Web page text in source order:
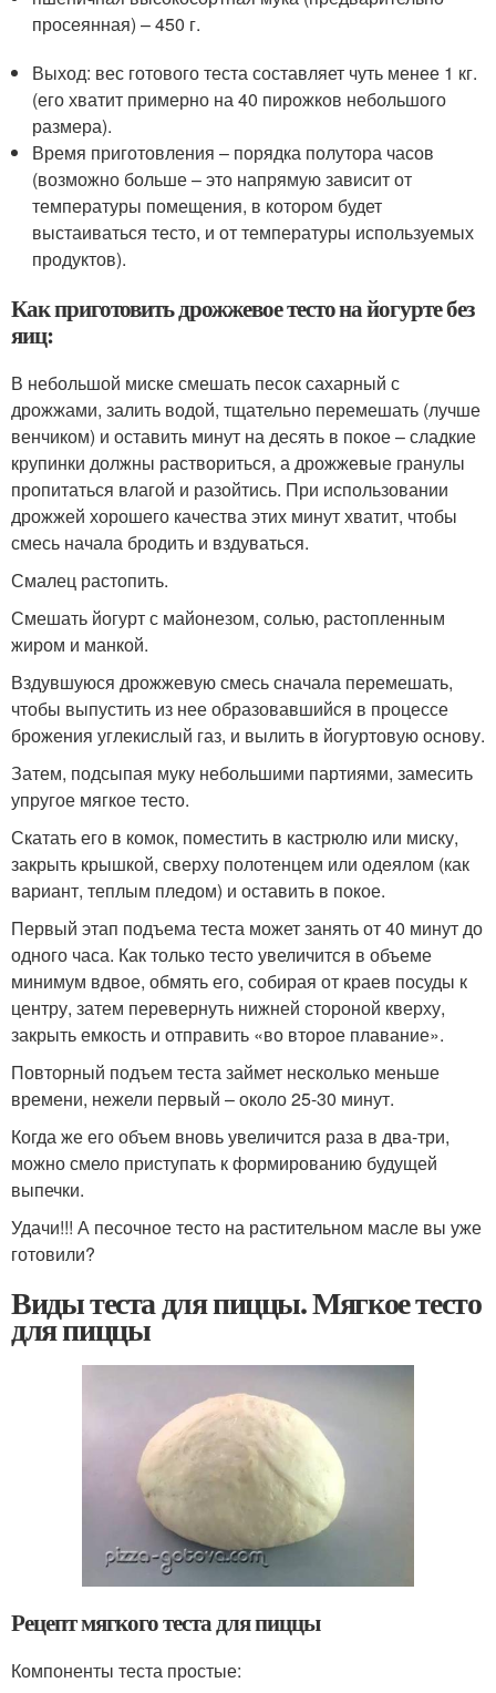
просеянная) – 450 г.
Выход: вес готового теста составляет чуть менее 1 кг.
(его хватит примерно на 40 пирожков небольшого
размера).
Время приготовления – порядка полутора часов
(возможно больше – это напрямую зависит от
температуры помещения, в котором будет
выстаиваться тесто, и от температуры используемых
продуктов).
Как приготовить дрожжевое тесто на йогурте без
яиц:
В небольшой миске смешать песок сахарный с
дрожжами, залить водой, тщательно перемешать (лучше
венчиком) и оставить минут на десять в покое – сладкие
крупинки должны раствориться, а дрожжевые гранулы
пропитаться влагой и разойтись. При использовании
дрожжей хорошего качества этих минут хватит, чтобы
смесь начала бродить и вздуваться.
Смалец растопить.
Смешать йогурт с майонезом, солью, растопленным
жиром и манкой.
Вздувшуюся дрожжевую смесь сначала перемешать,
чтобы выпустить из нее образовавшийся в процессе
брожения углекислый газ, и вылить в йогуртовую основу.
Затем, подсыпая муку небольшими партиями, замесить
упругое мягкое тесто.
Скатать его в комок, поместить в кастрюлю или миску,
закрыть крышкой, сверху полотенцем или одеялом (как
вариант, теплым пледом) и оставить в покое.
Первый этап подъема теста может занять от 40 минут до
одного часа. Как только тесто увеличится в объеме
минимум вдвое, обмять его, собирая от краев посуды к
центру, затем перевернуть нижней стороной кверху,
закрыть емкость и отправить «во второе плавание».
Повторный подъем теста займет несколько меньше
времени, нежели первый – около 25-30 минут.
Когда же его объем вновь увеличится раза в два-три,
можно смело приступать к формированию будущей
выпечки.
Удачи!!! А песочное тесто на растительном масле вы уже
готовили?
Виды теста для пиццы. Мягкое тесто
для пиццы
Рецепт мягкого теста для пиццы
Компоненты теста простые: